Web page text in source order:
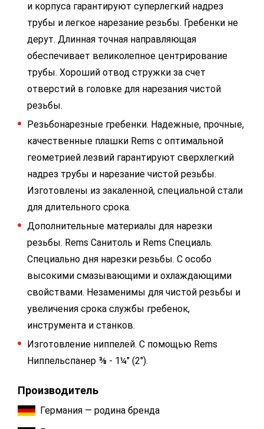
и корпуса гарантируют суперлегкий надрез
трубы и легкое нарезание резьбы. Гребенки не
дерут. Длинная точная направляющая
обеспечивает великолепное центрирование
трубы. Хороший отвод стружки за счет
отверстий в головке для нарезания чистой
резьбы.
Резьбонарезные гребенки. Надежные, прочные,
качественные плашки Rems с оптимальной
геометрией лезвий гарантируют сверхлегкий
надрез трубы и нарезание чистой резьбы.
Изготовлены из закаленной, специальной стали
для длительного срока.
Дополнительные материалы для нарезки
резьбы. Rems Санитоль и Rems Специаль.
Специально дня нарезки резьбы. С особо
высокими смазывающими и охлаждающими
свойствами. Незаменимы для чистой резьбы и
увеличения срока службы гребенок,
инструмента и станков.
Изготовление ниппелей. С помощью Rems
Ниппельспанер ⅜ - 1¼" (2").
Производитель
Германия — родина бренда